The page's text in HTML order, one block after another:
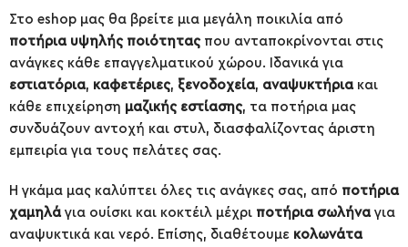
Στο eshop μας θα βρείτε μια μεγάλη ποικιλία από
ποτήρια υψηλής ποιότηταςπου ανταποκρίνονται στις
ανάγκες κάθε επαγγελματικού χώρου. Ιδανικά για
εστιατόρια, καφετέριες, ξενοδοχεία, αναψυκτήριακαι
κάθε επιχείρηση μαζικής εστίασης, τα ποτήρια μας
συνδυάζουν αντοχή και στυλ, διασφαλίζοντας άριστη
εμπειρία για τους πελάτες σας.
Η γκάμα μας καλύπτει όλες τις ανάγκες σας, από ποτήρια
χαμηλάγια ουίσκι και κοκτέιλ μέχρι ποτήρια σωλήναγια
αναψυκτικά και νερό. Επίσης, διαθέτουμε κολωνάτα